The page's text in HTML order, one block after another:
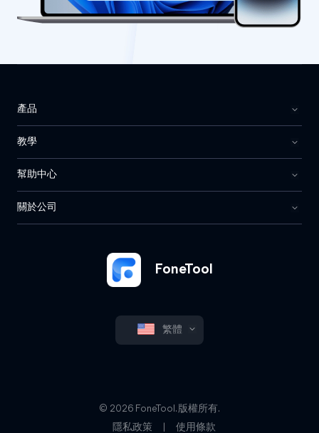
FoneTool
繁體
產品
教學
幫助中心
關於公司
© 2026 FoneTool. 版權所有.
隱私政策
使用條款